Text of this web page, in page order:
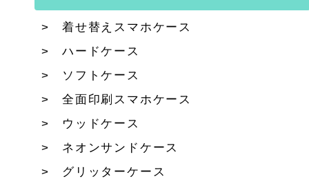
着せ替えスマホケース
ハードケース
ソフトケース
全面印刷スマホケース
ウッドケース
ネオンサンドケース
グリッターケース